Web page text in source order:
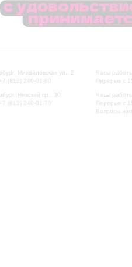
Михайловская ул., 2
(812) 240-01-80
Невский пр., 30
(812) 240-01-70
Часы
Перерыв с
Часы
Перерыв с
Вопросы